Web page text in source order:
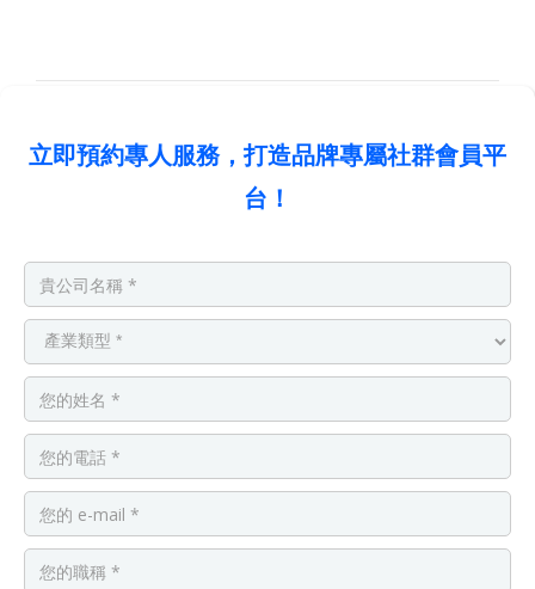
立即預約專人服務，打造品牌專屬社群會員平
台！